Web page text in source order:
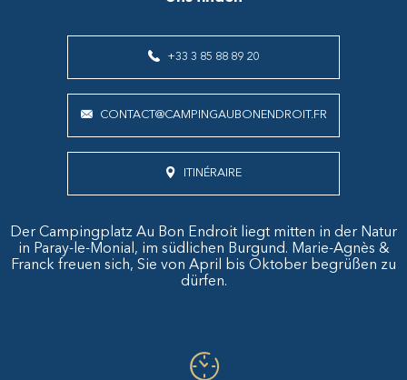
+33 3 85 88 89 20
CONTACT@CAMPINGAUBONENDROIT.FR
ITINÉRAIRE
Der Campingplatz Au Bon Endroit liegt mitten in der Natur
in Paray-le-Monial, im südlichen Burgund. Marie-Agnès &
Franck freuen sich, Sie von April bis Oktober begrüßen zu
dürfen.